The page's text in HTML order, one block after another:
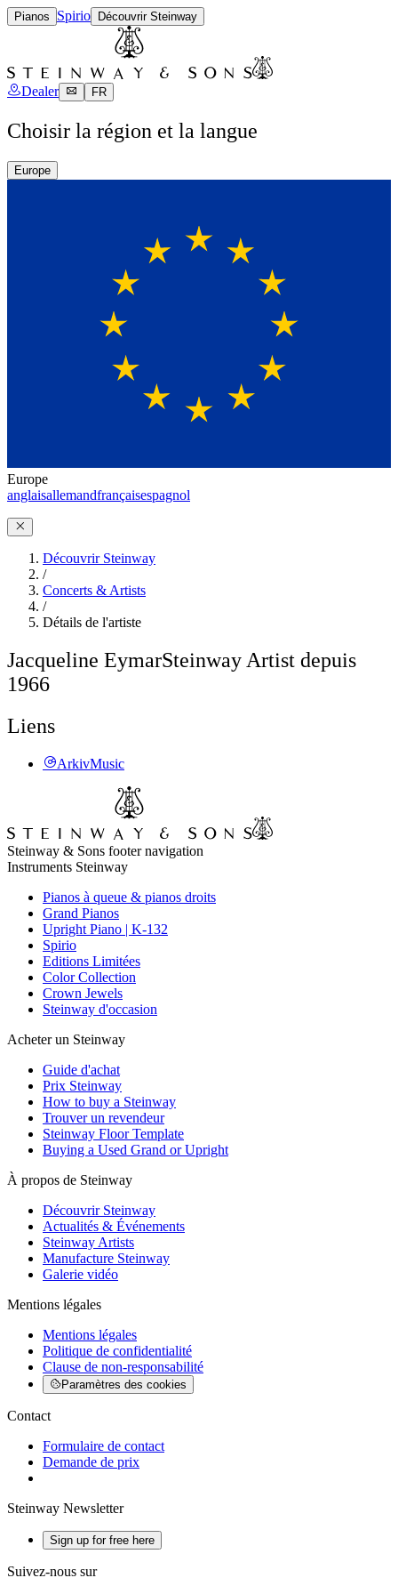
Pianos Spirio Découvrir Steinway
Dealer FR
Choisir la région et la langue
Europe
Europe
anglaisallemandfrançaisespagnol
Découvrir Steinway
/
Concerts & Artists
/
Détails de l'artiste
Jacqueline EymarSteinway Artist depuis
1966
Liens
ArkivMusic
Steinway & Sons footer navigation
Instruments Steinway
Pianos à queue & pianos droits
Grand Pianos
Upright Piano | K-132
Spirio
Editions Limitées
Color Collection
Crown Jewels
Steinway d'occasion
Acheter un Steinway
Guide d'achat
Prix Steinway
How to buy a Steinway
Trouver un revendeur
Steinway Floor Template
Buying a Used Grand or Upright
À propos de Steinway
Découvrir Steinway
Actualités & Événements
Steinway Artists
Manufacture Steinway
Galerie vidéo
Mentions légales
Mentions légales
Politique de confidentialité
Clause de non-responsabilité
Paramètres des cookies
Contact
Formulaire de contact
Demande de prix
Steinway Newsletter
Sign up for free here
Suivez-nous sur